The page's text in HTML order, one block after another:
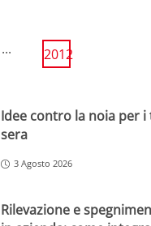
... 2012
Idee contro la noia per
sera
3 Agosto 2026
Rilevazione e